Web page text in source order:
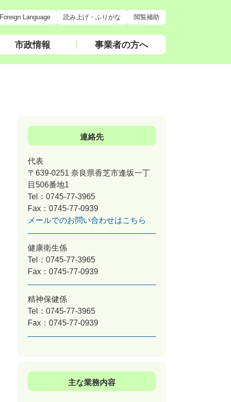
Foreign Language 読み上げ・ふりがな 閲覧補助
市政情報 事業者の方へ
連絡先
代表
〒639-0251 奈良県香芝市逢坂一丁
目506番地1
Tel：0745-77-3965
Fax：0745-77-0939
メールでのお問い合わせはこちら
健康衛生係
Tel：0745-77-3965
Fax：0745-77-0939
精神保健係
Tel：0745-77-3965
Fax：0745-77-0939
主な業務内容